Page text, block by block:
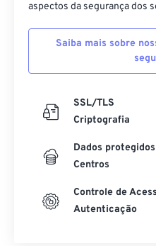
aspectos da segurança dos
Saiba mais sobre
SSL/TLS
Criptografia
Dados protegidos
Centros
Controle de
Autenticação